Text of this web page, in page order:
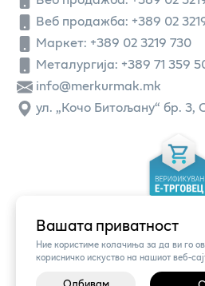
Вашата приватност
Ние користиме колачиња за да ви го
корисничко искуство на нашиот веб-
Веб продажба: +389 02
Маркет: +389 02 3219 730
Металургија: +389 71 359
info@merkurmak.mk
ул. „Кочо Битољану“ бр. 3,